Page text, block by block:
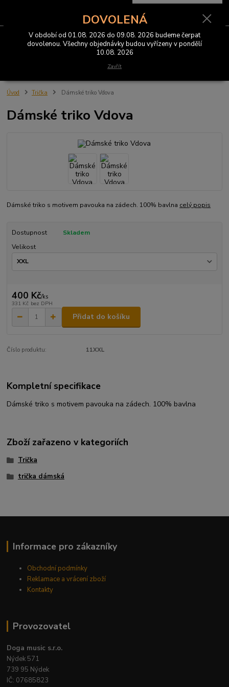
Menu
0 Kč
Úvod Trička Dámské triko Vdova
Dámské triko Vdova
Dámské triko s motivem pavouka na zádech. 100% bavlna celý popis
Dostupnost
Skladem
Velikost
400 Kč/ks
331 Kč bez DPH
Přidat do košíku
Číslo produktu: 11XXL
Kompletní specifikace
Dámské triko s motivem pavouka na zádech. 100% bavlna
Zboží zařazeno v kategoriích
Trička
trička dámská
Informace pro zákazníky
Obchodní podmínky
Reklamace a vrácení zboží
Kontakty
Provozovatel
Doga music s.r.o.
Nýdek 571
739 95 Nýdek
IČ: 07685823
DOVOLENÁ
V období od 01.08. 2026 do 09.08. 2026 budeme čerpat
dovolenou. Všechny objednávky budou vyřízeny v pondělí
10.08. 2026
Zavřít